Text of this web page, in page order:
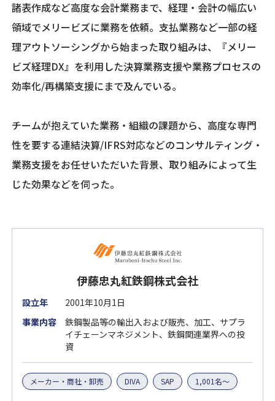
諸表作成など高度な会計業務まで、経理・会計の幅広い
領域でメリービズに業務を依頼。支払業務など一部の経
理アウトソーシングから始まった取り組みは、『メリー
ビズ経理DX』を利用した決算業務支援や業務プロセスの
効率化/再構築支援にまで及んでいる。
チームが抱えていた業務・組織の課題から、高度な専門
性を要する連結決算/IFRS対応などのコンサルティング・
業務支援をお任せいただいた背景、取り組みによって生
じた効果などを伺った。
伊藤忠丸紅鉄鋼株式会社
設立年
2001年10月1日
事業内容
鉄鋼製品等の輸出入および販売、加工、サプラ
イチェーンマネジメント、鉄鋼関連業界への投
資
メーカー・商社・卸売 DIVA SAP 1,001名～